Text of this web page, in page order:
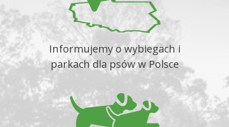
Informujemy o wybiegach i
parkach dla psów w Polsce